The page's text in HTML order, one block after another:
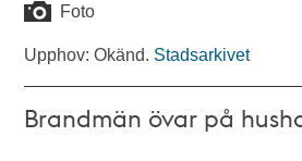
Foto
Upphov: Okänd. Stadsarkivet
Brandmän övar på